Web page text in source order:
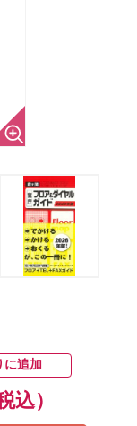
に追加
込）